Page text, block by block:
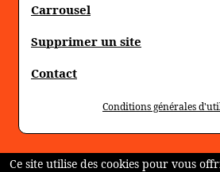
Carrousel
Supprimer un site
Contact
Conditions générales
Ce site utilise des cookies pour vous